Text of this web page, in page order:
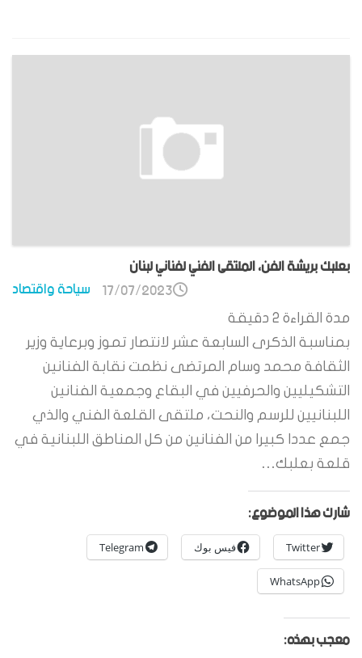
بعلبك بريشة الفن، الملتقى الفني لفناني لبنان
سياحة واقتصاد 17/07/2023
مدة القراءة 2 دقيقة
بمناسبة الذكرى السابعة عشر لانتصار تموز وبرعاية وزير
الثقافة محمد وسام المرتضى نظمت نقابة الفنانين
التشكيليين والحرفيين في البقاع وجمعية الفنانين
اللبنانيين للرسم والنحت، ملتقى القلعة الفني والذي
جمع عددا كبيرا من الفنانين من كل المناطق اللبنانية في
قلعة بعلبك…
شارك هذا الموضوع:
Twitter فيس بوك Telegram
WhatsApp
معجب بهذه: